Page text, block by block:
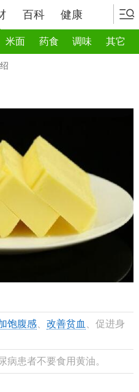
百科 健康
米面 药食 调味 其它
饱腹感、 改善贫血
、促进身
病患者不要食用黄油。